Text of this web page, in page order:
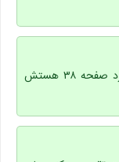
میان نماز صلح و نماز آیات چه تفاوت هایی دارد صفحه ۳۸ هستش